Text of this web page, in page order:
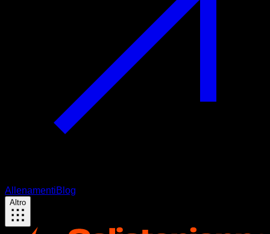
AllenamentiBlog
Altro